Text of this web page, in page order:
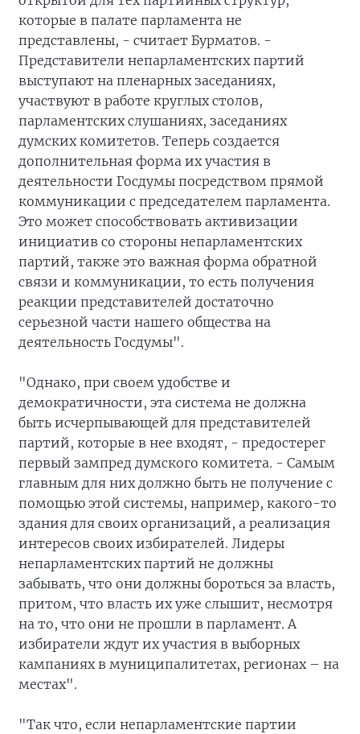
которые в палате парламента не
представлены, - считает Бурматов. -
Представители непарламентских партий
выступают на пленарных заседаниях,
участвуют в работе круглых столов,
парламентских слушаниях, заседаниях
думских комитетов. Теперь создается
дополнительная форма их участия в
деятельности Госдумы посредством прямой
коммуникации с председателем парламента.
Это может способствовать активизации
инициатив со стороны непарламентских
партий, также это важная форма обратной
связи и коммуникации, то есть получения
реакции представителей достаточно
серьезной части нашего общества на
деятельность Госдумы".
"Однако, при своем удобстве и
демократичности, эта система не должна
быть исчерпывающей для представителей
партий, которые в нее входят, - предостерег
первый зампред думского комитета. - Самым
главным для них должно быть не получение с
помощью этой системы, например, какого-то
здания для своих организаций, а реализация
интересов своих избирателей. Лидеры
непарламентских партий не должны
забывать, что они должны бороться за власть,
притом, что власть их уже слышит, несмотря
на то, что они не прошли в парламент. А
избиратели ждут их участия в выборных
кампаниях в муниципалитетах, регионах – на
местах".
"Так что, если непарламентские партии